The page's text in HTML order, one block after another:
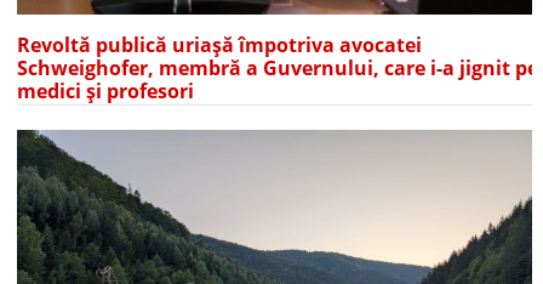
Revoltă publică uriașă împotriva avocatei
Schweighofer, membră a Guvernului, care i-a jignit pe
medici și profesori